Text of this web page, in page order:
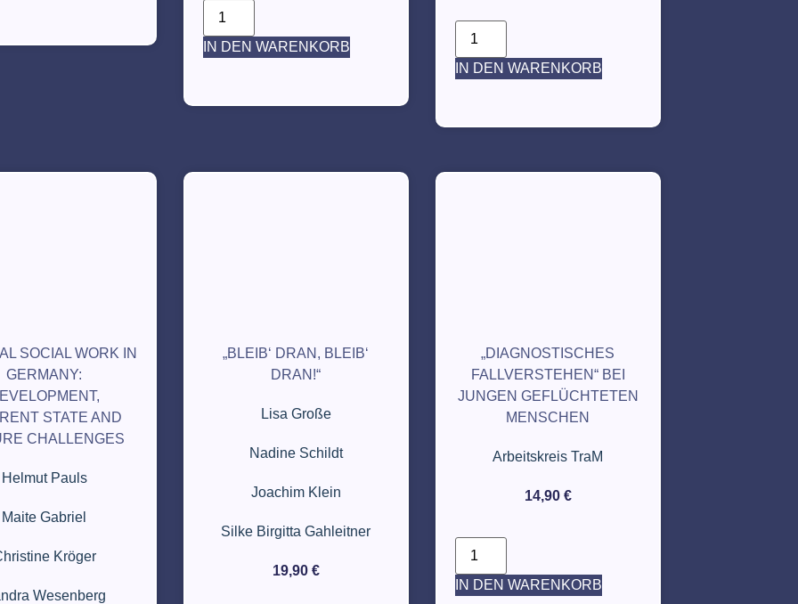
IN DEN WARENKORB
IN DEN WARENKORB
SOCIAL WORK IN
GERMANY:
STATE AND
CHALLENGES
Helmut Pauls
Maite Gabriel
Kröger
Wesenberg
„BLEIB‘ DRAN, BLEIB‘
DRAN!“
Lisa Große
Nadine Schildt
Joachim Klein
Silke Birgitta Gahleitner
19,90 €
„DIAGNOSTISCHES
FALLVERSTEHEN“ BEI
JUNGEN GEFLÜCHTETEN
MENSCHEN
Arbeitskreis TraM
14,90 €
IN DEN WARENKORB